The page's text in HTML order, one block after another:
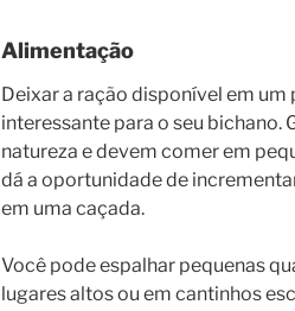
Alimentação
Deixar a ração disponível em
interessante para o seu bichano.
natureza e devem comer em
dá a oportunidade de
em uma caçada.
Você pode espalhar pequenas
lugares altos ou em cantinhos